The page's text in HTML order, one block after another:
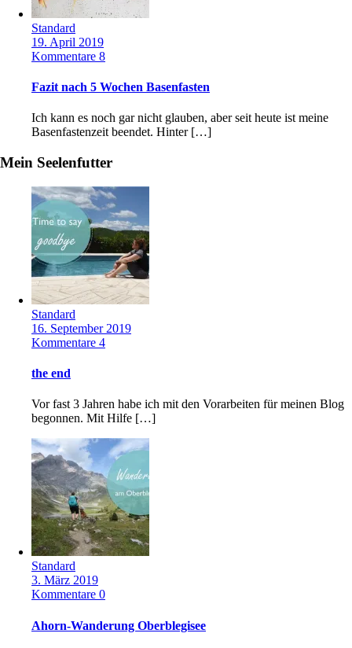
Standard
19. April 2019
Kommentare 8
Fazit nach 5 Wochen Basenfasten
Ich kann es noch gar nicht glauben, aber seit heute ist meine
Basenfastenzeit beendet. Hinter […]
Mein Seelenfutter
Standard
16. September 2019
Kommentare 4
the end
Vor fast 3 Jahren habe ich mit den Vorarbeiten für meinen Blog
begonnen. Mit Hilfe […]
Standard
3. März 2019
Kommentare 0
Ahorn-Wanderung Oberblegisee